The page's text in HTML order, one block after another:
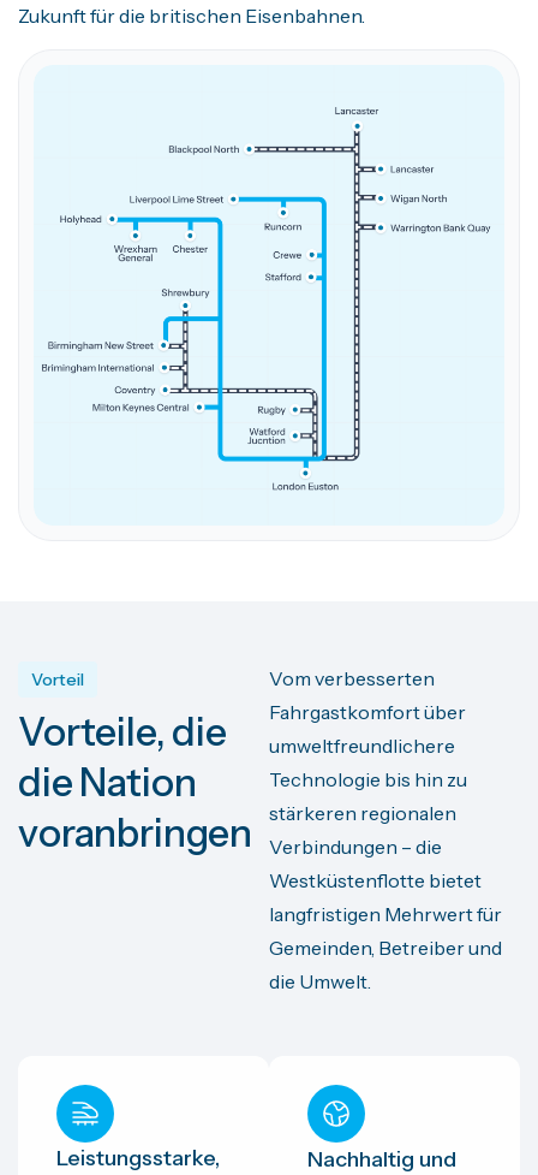
Zukunft für die britischen Eisenbahnen.
Vorteil
Vorteile, die
die Nation
voranbringen
Vom verbesserten
Fahrgastkomfort über
umweltfreundlichere
Technologie bis hin zu
stärkeren regionalen
Verbindungen – die
Westküstenflotte bietet
langfristigen Mehrwert für
Gemeinden, Betreiber und
die Umwelt.
Leistungsstarke,
Nachhaltig und